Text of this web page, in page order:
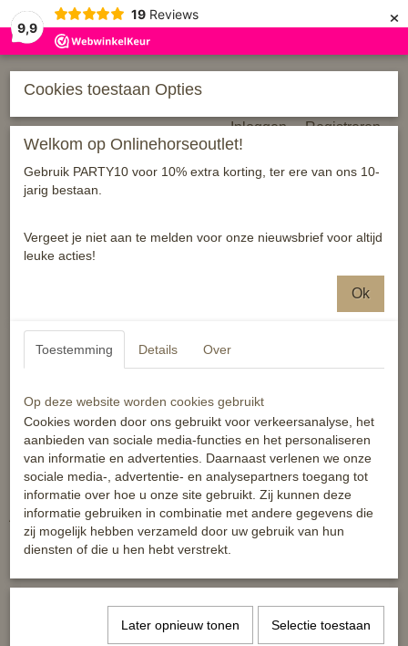
9,9
19 Reviews ×
Inloggen Registreren
Home › Ruiter
Accesoires
Bodyprotectors en
rugbeschermers
Cookies toestaan Opties
Welkom op Onlinehorseoutlet!
Gebruik PARTY10 voor 10% extra korting, ter ere van ons 10-
jarig bestaan.
Vergeet je niet aan te melden voor onze nieuwsbrief voor altijd
leuke acties!
Ok
Toestemming Details Over
Op deze website worden cookies gebruikt
Cookies worden door ons gebruikt voor verkeersanalyse, het
aanbieden van sociale media-functies en het personaliseren
van informatie en advertenties. Daarnaast verlenen we onze
sociale media-, advertentie- en analysepartners toegang tot
informatie over hoe u onze site gebruikt. Zij kunnen deze
informatie gebruiken in combinatie met andere gegevens die
zij mogelijk hebben verzameld door uw gebruik van hun
diensten of die u hen hebt verstrekt.
Later opnieuw tonen Selectie toestaan